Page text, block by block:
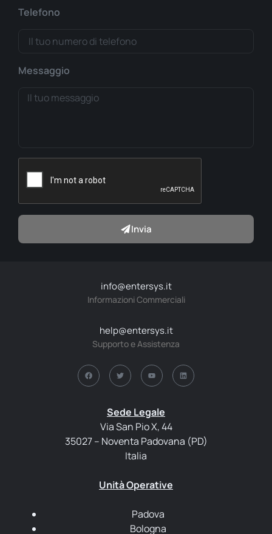
info@entersys.it
Informazioni Commerciali
help@entersys.it
Supporto e Assistenza
Sede Legale
Via San Pio X, 44
35027 – Noventa Padovana (PD)
Italia
Unità Operative
Padova
Bologna
Telefono
Messaggio
Invia